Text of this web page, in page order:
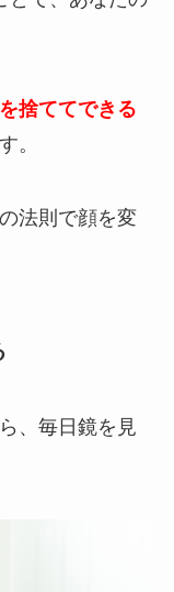
捨ててできる
。
法則で顔を変
、毎日鏡を見